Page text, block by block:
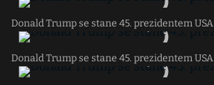
Donald Trump se stane 45. prezidentem USA
Donald Trump se stane 45. prezidentem USA